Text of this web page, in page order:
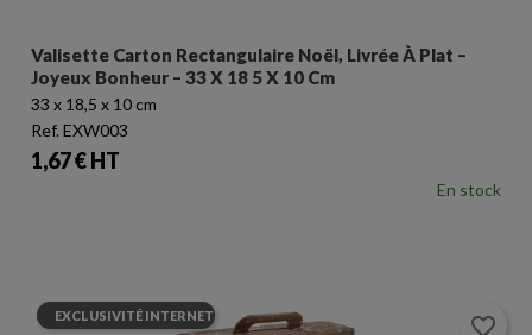
Valisette Carton Rectangulaire Noël, Livrée À Plat –
Joyeux Bonheur – 33 X 18 5 X 10 Cm
33 x 18,5 x 10 cm
Ref. EXW003
Prix
1,67 € HT
En stock
EXCLUSIVITÉ INTERNET favorite_border